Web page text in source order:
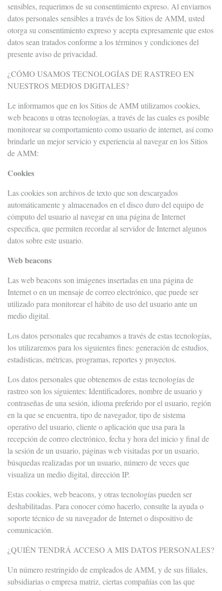
sensibles, requerimos de su consentimiento expreso. Al enviarnos
datos personales sensibles a través de los Sitios de AMM, usted
otorga su consentimiento expreso y acepta expresamente que estos
datos sean tratados conforme a los términos y condiciones del
presente aviso de privacidad.
¿CÓMO USAMOS TECNOLOGÍAS DE RASTREO EN
NUESTROS MEDIOS DIGITALES?
Le informamos que en los Sitios de AMM utilizamos cookies,
web beacons u otras tecnologías, a través de las cuales es posible
monitorear su comportamiento como usuario de internet, así como
brindarle un mejor servicio y experiencia al navegar en los Sitios
de AMM:
Cookies
Las cookies son archivos de texto que son descargados
automáticamente y almacenados en el disco duro del equipo de
cómputo del usuario al navegar en una página de Internet
específica, que permiten recordar al servidor de Internet algunos
datos sobre este usuario.
Web beacons
Las web beacons son imágenes insertadas en una página de
Internet o en un mensaje de correo electrónico, que puede ser
utilizado para monitorear el hábito de uso del usuario ante un
medio digital.
Los datos personales que recabamos a través de estas tecnologías,
los utilizaremos para los siguientes fines: generación de estudios,
estadísticas, métricas, programas, reportes y proyectos.
Los datos personales que obtenemos de estas tecnologías de
rastreo son los siguientes: Identificadores, nombre de usuario y
contraseñas de una sesión, idioma preferido por el usuario, región
en la que se encuentra, tipo de navegador, tipo de sistema
operativo del usuario, cliente o aplicación que usa para la
recepción de correo electrónico, fecha y hora del inicio y final de
la sesión de un usuario, páginas web visitadas por un usuario,
búsquedas realizadas por un usuario, número de veces que
visualiza un medio digital, dirección IP.
Estas cookies, web beacons, y otras tecnologías pueden ser
deshabilitadas. Para conocer cómo hacerlo, consulte la ayuda o
soporte técnico de su navegador de Internet o dispositivo de
comunicación.
¿QUIÉN TENDRÁ ACCESO A MIS DATOS PERSONALES?
Un número restringido de empleados de AMM, y de sus filiales,
subsidiarias o empresa matriz, ciertas compañías con las que